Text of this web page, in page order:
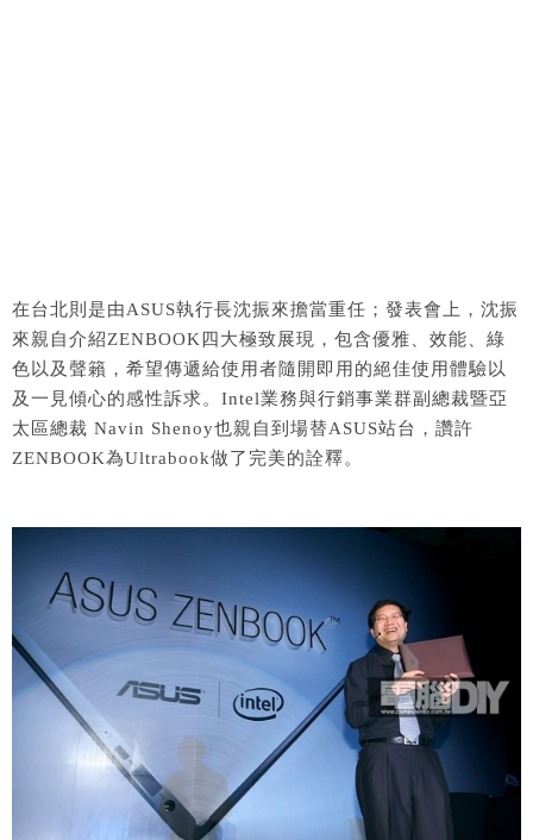
在台北則是由ASUS執行長沈振來擔當重任；發表會上，沈振
來親自介紹ZENBOOK四大極致展現，包含優雅、效能、綠
色以及聲籟，希望傳遞給使用者隨開即用的絕佳使用體驗以
及一見傾心的感性訴求。Intel業務與行銷事業群副總裁暨亞
太區總裁 Navin Shenoy也親自到場替ASUS站台，讚許
ZENBOOK為Ultrabook做了完美的詮釋。